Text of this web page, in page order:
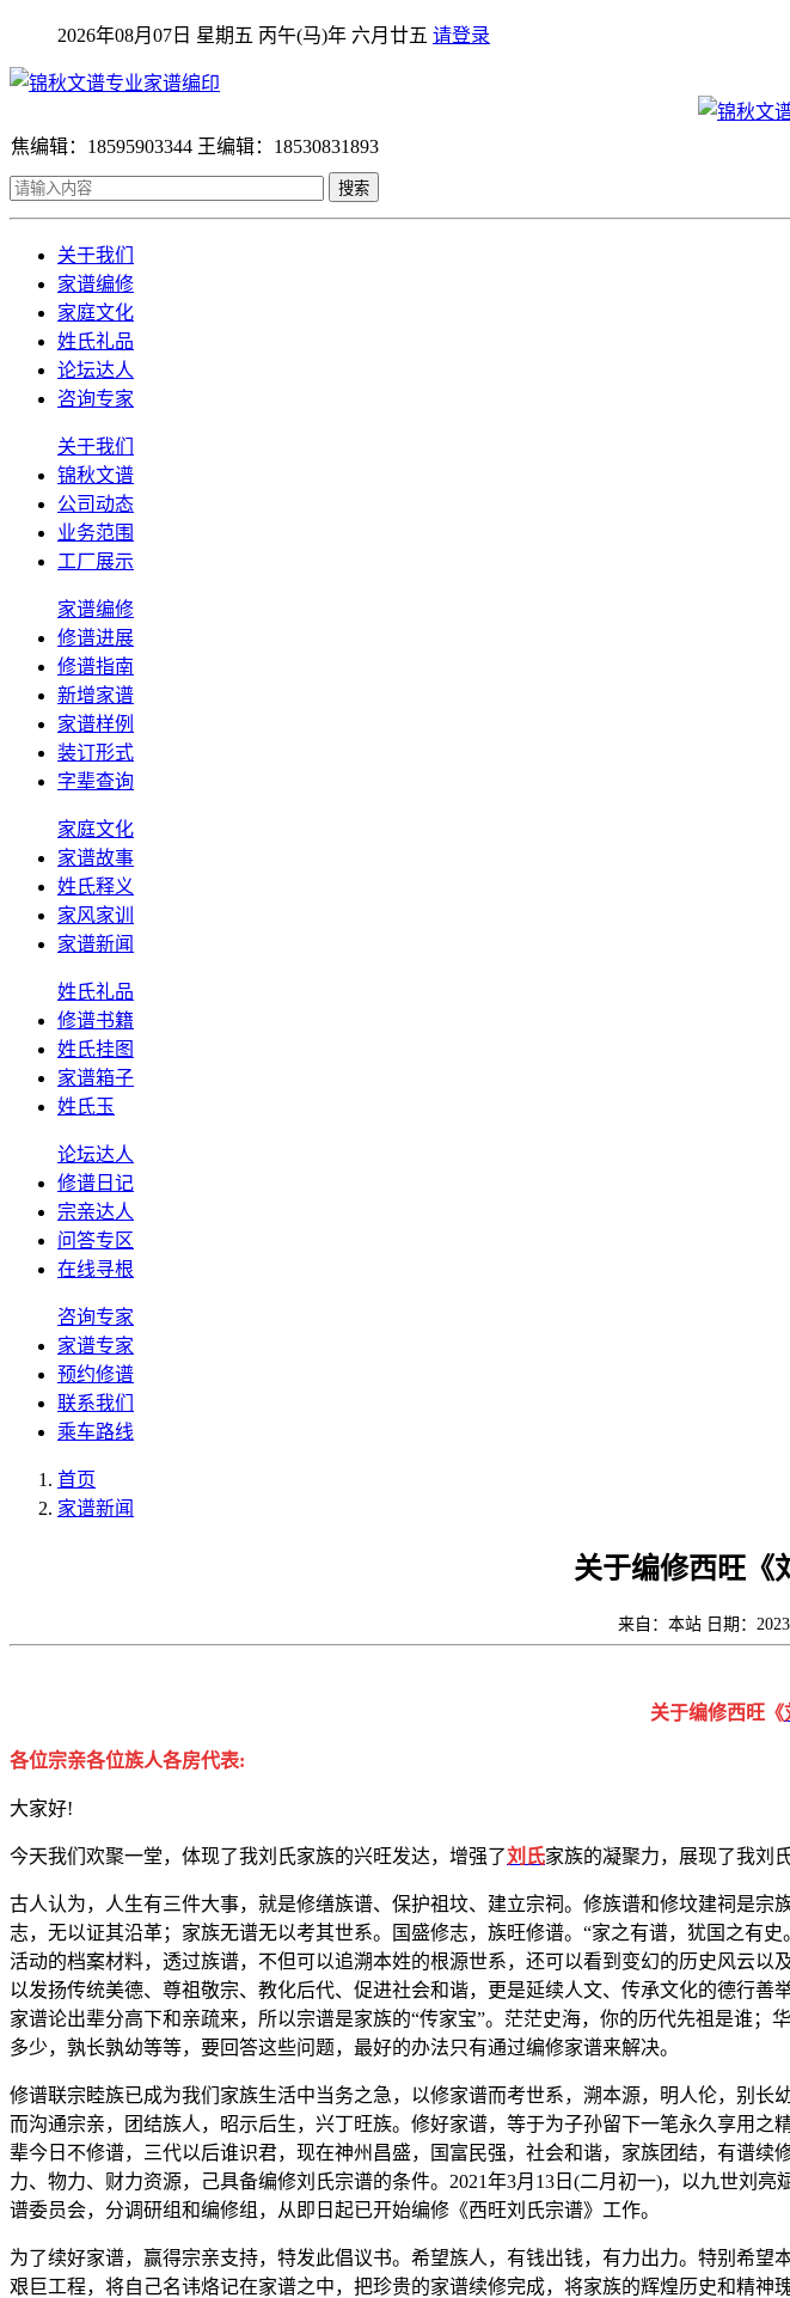
2026年08月07日 星期五 丙午(马)年 六月廿五 请登录
焦编辑：18595903344 王编辑：18530831893
搜索
关于我们
家谱编修
家庭文化
姓氏礼品
论坛达人
咨询专家
关于我们
锦秋文谱
公司动态
业务范围
工厂展示
家谱编修
修谱进展
修谱指南
新增家谱
家谱样例
装订形式
字辈查询
家庭文化
家谱故事
姓氏释义
家风家训
家谱新闻
姓氏礼品
修谱书籍
姓氏挂图
家谱箱子
姓氏玉
论坛达人
修谱日记
宗亲达人
问答专区
在线寻根
咨询专家
家谱专家
预约修谱
联系我们
乘车路线
首页
家谱新闻
关于编修西旺《
来自：本站 日期：
关于编修西旺《
各位宗亲各位族人各房代表:
大家好!
今天我们欢聚一堂，体现了我刘氏家族的兴旺发达，增强了刘氏家族的凝聚力，展现了我刘
古人认为，人生有三件大事，就是修缮族谱、保护祖坟、建立宗祠。修族谱和修坟建祠是
志，无以证其沿革；家族无谱无以考其世系。国盛修志，族旺修谱。“家之有谱，犹国之有
活动的档案材料，透过族谱，不但可以追溯本姓的根源世系，还可以看到变幻的历史风云
以发扬传统美德、尊祖敬宗、教化后代、促进社会和谐，更是延续人文、传承文化的德行
家谱论出辈分高下和亲疏来，所以宗谱是家族的“传家宝”。茫茫史海，你的历代先祖是谁
多少，孰长孰幼等等，要回答这些问题，最好的办法只有通过编修家谱来解决。
修谱联宗睦族已成为我们家族生活中当务之急，以修家谱而考世系，溯本源，明人伦，别
而沟通宗亲，团结族人，昭示后生，兴丁旺族。修好家谱，等于为子孙留下一笔永久享用
辈今日不修谱，三代以后谁识君，现在神州昌盛，国富民强，社会和谐，家族团结，有谱
力、物力、财力资源，己具备编修刘氏宗谱的条件。2021年3月13日(二月初一)，以九世刘
谱委员会，分调研组和编修组，从即日起已开始编修《西旺刘氏宗谱》工作。
为了续好家谱，赢得宗亲支持，特发此倡议书。希望族人，有钱出钱，有力出力。特别希
艰巨工程，将自己名讳烙记在家谱之中，把珍贵的家谱续修完成，将家族的辉煌历史和精神